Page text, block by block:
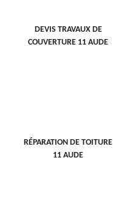
DEVIS TRAVAUX DE
COUVERTURE 11 AUDE
RÉPARATION DE TOITURE
11 AUDE